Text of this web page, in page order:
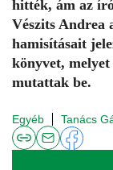
hitték, ám az
Vészits Andrea
hamisításait
könyvet,
mutattak be.
Egyéb Tanács